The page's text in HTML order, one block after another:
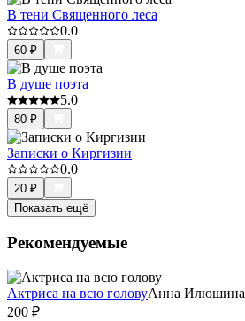
В тени Священного леса
0.0
60 ₽
В душе поэта
5.0
80 ₽
Записки о Киргизии
0.0
20 ₽
Показать ещё
Рекомендуемые
Актриса на всю головуАнна Илюшина
200 ₽